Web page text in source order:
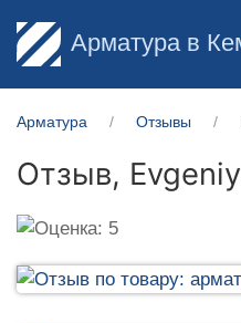
Арматура в
Арматура Отзывы
Отзыв,